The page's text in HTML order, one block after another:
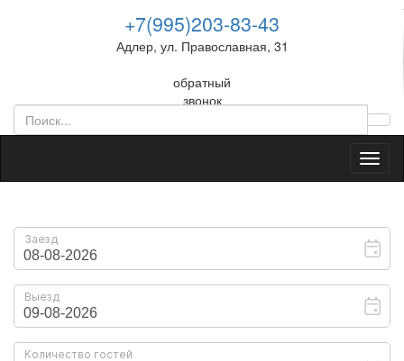
+7(995)203-83-43
Адлер, ул. Православная, 31
обратный
звонок